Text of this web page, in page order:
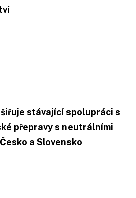
stávající spolupráci s
přepravy s neutrálními
a Slovensko